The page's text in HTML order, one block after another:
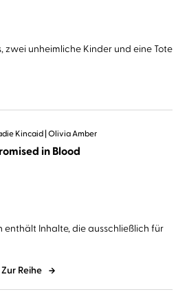
zwei unheimliche Kinder und eine Tote
Kincaid Olivia Amber
in Blood
enthält Inhalte, die ausschließlich für
Zur Reihe